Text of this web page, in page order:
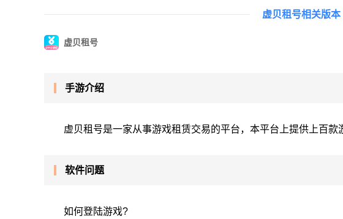
虚贝租号相关版本
虚贝租号
手游介绍
虚贝租号是一家从事游戏租赁交易的平台，本平台上提供上百款
软件问题
如何登陆游戏?